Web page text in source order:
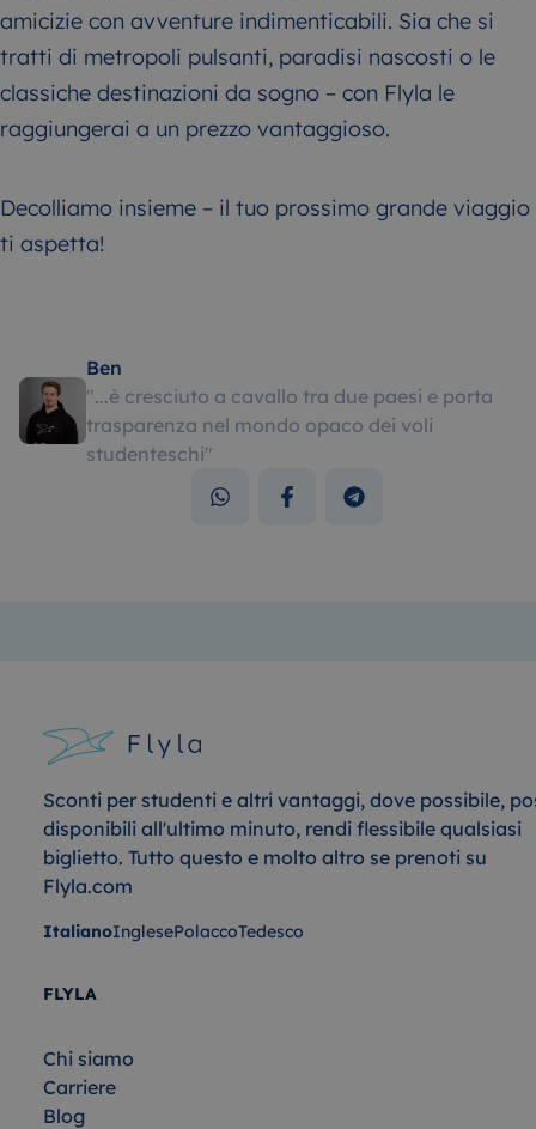
amicizie con avventure indimenticabili. Sia che si
tratti di metropoli pulsanti, paradisi nascosti o le
classiche destinazioni da sogno – con Flyla le
raggiungerai a un prezzo vantaggioso.
Decolliamo insieme – il tuo prossimo grande viaggio
ti aspetta!
Ben
"...è cresciuto a cavallo tra due paesi e porta
trasparenza nel mondo opaco dei voli
studenteschi"
Sconti per studenti e altri vantaggi, dove possibile,
disponibili all'ultimo minuto, rendi flessibile qualsiasi
biglietto. Tutto questo e molto altro se prenoti su
Flyla.com
ItalianoInglesePolaccoTedesco
FLYLA
Chi siamo
Carriere
Blog